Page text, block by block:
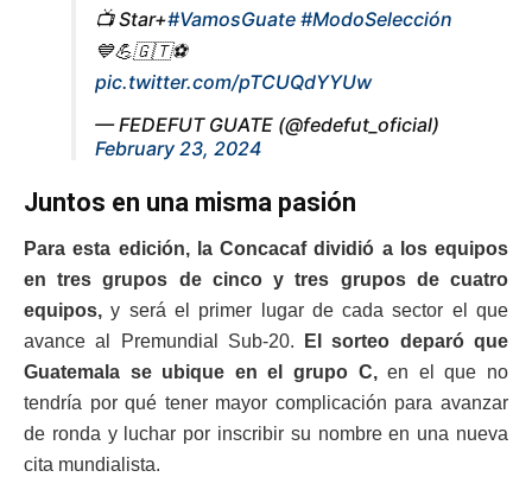
📺 Star+#VamosGuate #ModoSelección
💙💪🇬🇹⚽️
pic.twitter.com/pTCUQdYYUw
— FEDEFUT GUATE (@fedefut_oficial)
February 23, 2024
Juntos en una misma pasión
Para esta edición, la Concacaf dividió a los equipos
en tres grupos de cinco y tres grupos de cuatro
equipos, y será el primer lugar de cada sector el que
avance al Premundial Sub-20.
El sorteo deparó que
Guatemala se ubique en el grupo C,en el que no
tendría por qué tener mayor complicación para avanzar
de ronda y luchar por inscribir su nombre en una nueva
cita mundialista.